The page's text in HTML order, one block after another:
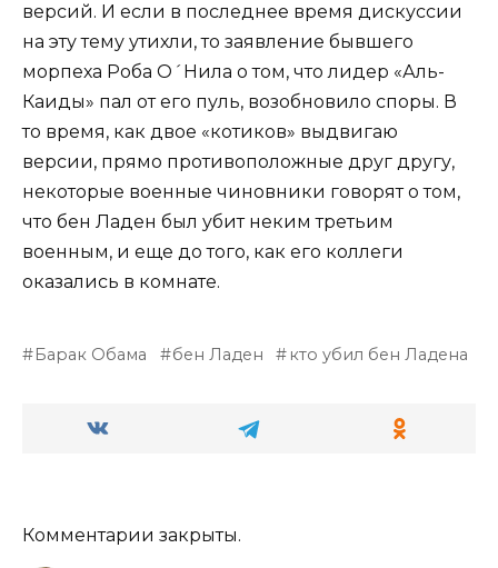
версий. И если в последнее время дискуссии
на эту тему утихли, то заявление бывшего
морпеха Роба ОˊНила о том, что лидер «Аль-
Каиды» пал от его пуль, возобновило споры. В
то время, как двое «котиков» выдвигаю
версии, прямо противоположные друг другу,
некоторые военные чиновники говорят о том,
что бен Ладен был убит неким третьим
военным, и еще до того, как его коллеги
оказались в комнате.
Барак Обама бен Ладен кто убил бен Ладена
Комментарии закрыты.